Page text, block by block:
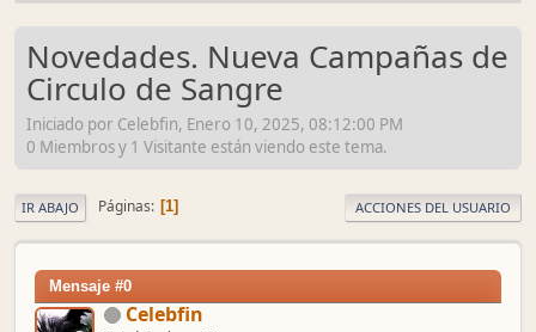
Novedades. Nueva Campañas de
Circulo de Sangre
Iniciado por Celebfin, Enero 10, 2025, 08:12:00 PM
0 Miembros y 1 Visitante están viendo este tema.
IR ABAJO Páginas 1 ACCIONES DEL USUARIO
Mensaje #0
Celebfin